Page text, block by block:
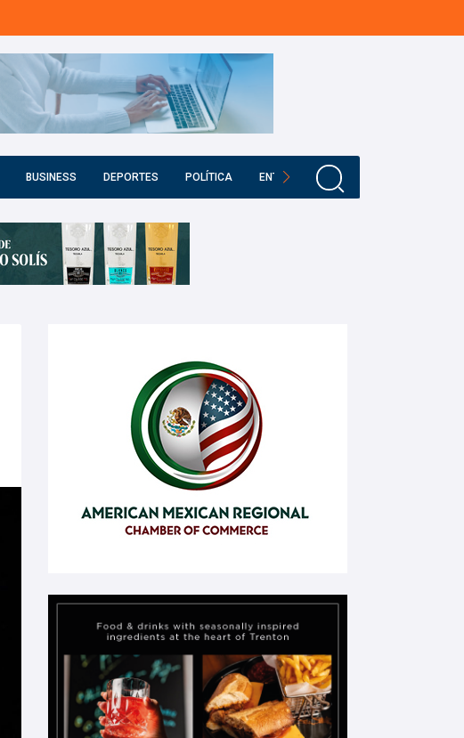
BUSINESS DEPORTES POLÍTICA ENTRETENIMIENTO